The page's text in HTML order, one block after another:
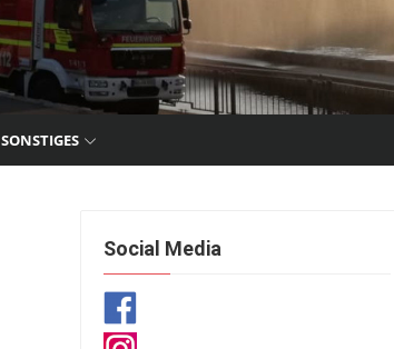
SONSTIGES
Social Media